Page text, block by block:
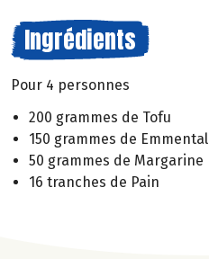
Ingrédients
Pour 4 personnes
200 grammes de Tofu
150 grammes de Emmental
50 grammes de Margarine
16 tranches de Pain